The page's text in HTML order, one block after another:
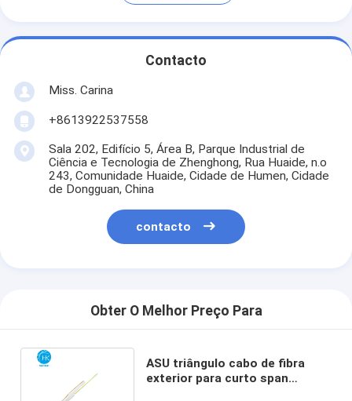
Contacto
Miss. Carina
+8613922537558
Sala 202, Edifício 5, Área B, Parque Industrial de
Ciência e Tecnologia de Zhenghong, Rua Huaide, n.o
243, Comunidade Huaide, Cidade de Humen, Cidade
de Dongguan, China
contacto
Obter O Melhor Preço Para
ASU triângulo cabo de fibra
exterior para curto span